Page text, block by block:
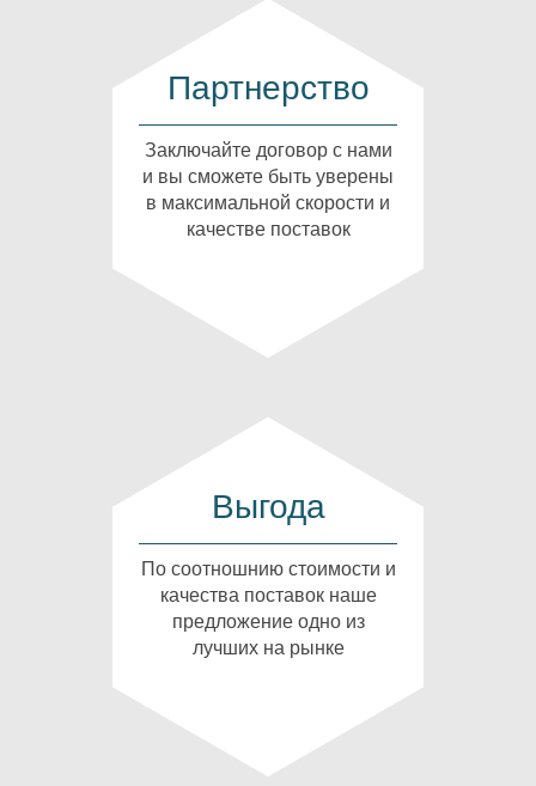
Партнерство
Заключайте договор с нами
и вы сможете быть уверены
в максимальной скорости и
качестве поставок
Выгода
По соотношнию стоимости и
качества поставок наше
предложение одно из
лучших на рынке